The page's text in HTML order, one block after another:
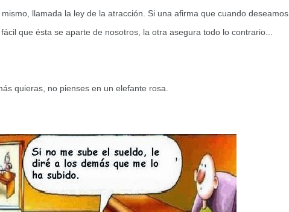
llamada la ley de la atracción. Si una afirma que cuando deseamos
que ésta se aparte de nosotros, la otra asegura todo lo contrario...
quieras, no pienses en un elefante rosa.